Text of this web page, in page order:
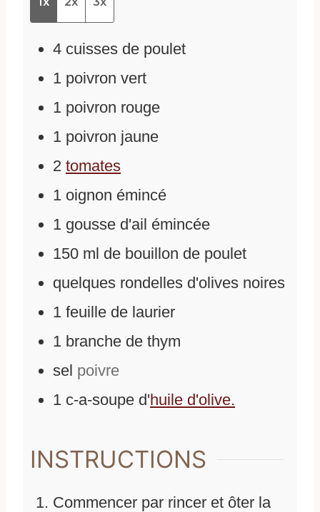
4 cuisses de poulet
1 poivron vert
1 poivron rouge
1 poivron jaune
2 tomates
1 oignon émincé
1 gousse d'ail émincée
150 ml de bouillon de poulet
quelques rondelles d'olives noires
1 feuille de laurier
1 branche de thym
sel poivre
1 c-a-soupe d'huile d'olive.
INSTRUCTIONS
Commencer par rincer et ôter la